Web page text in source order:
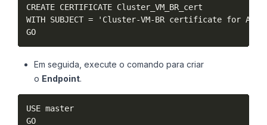
CREATE CERTIFICATE Cluster_VM_BR_cert
WITH SUBJECT = 'Cluster-VM-BR certificate for
GO
Em seguida, execute o comando para criar
o Endpoint.
USE master
GO